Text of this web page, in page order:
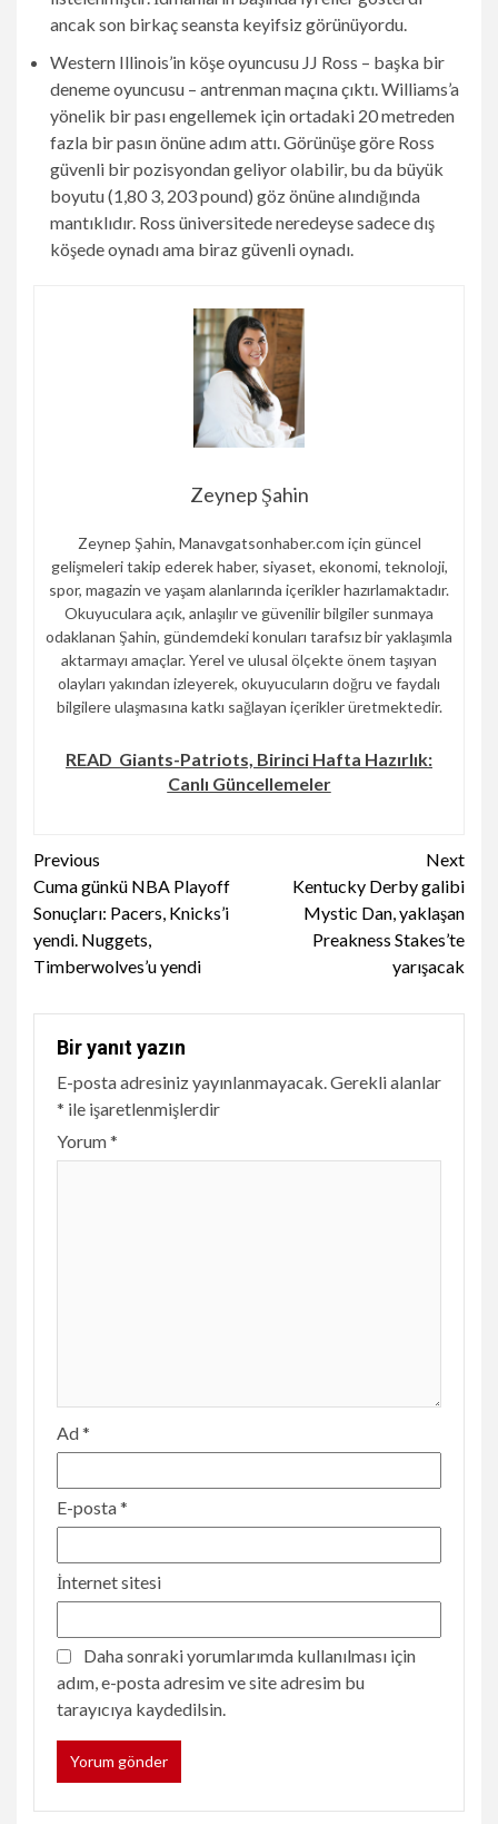
ancak son birkaç seansta keyifsiz görünüyordu.
Western Illinois’in köşe oyuncusu JJ Ross – başka bir
deneme oyuncusu – antrenman maçına çıktı. Williams’a
yönelik bir pası engellemek için ortadaki 20 metreden
fazla bir pasın önüne adım attı. Görünüşe göre Ross
güvenli bir pozisyondan geliyor olabilir, bu da büyük
boyutu (1,80 3, 203 pound) göz önüne alındığında
mantıklıdır. Ross üniversitede neredeyse sadece dış
köşede oynadı ama biraz güvenli oynadı.
Zeynep Şahin
Zeynep Şahin, Manavgatsonhaber.com için güncel
gelişmeleri takip ederek haber, siyaset, ekonomi, teknoloji,
spor, magazin ve yaşam alanlarında içerikler hazırlamaktadır.
Okuyuculara açık, anlaşılır ve güvenilir bilgiler sunmaya
odaklanan Şahin, gündemdeki konuları tarafsız bir yaklaşımla
aktarmayı amaçlar. Yerel ve ulusal ölçekte önem taşıyan
olayları yakından izleyerek, okuyucuların doğru ve faydalı
bilgilere ulaşmasına katkı sağlayan içerikler üretmektedir.
READ Giants-Patriots, Birinci Hafta Hazırlık:
Canlı Güncellemeler
Continue
Reading
Previous
Cuma günkü NBA Playoff
Sonuçları: Pacers, Knicks’i
yendi. Nuggets,
Timberwolves’u yendi
Next
Kentucky Derby galibi
Mystic Dan, yaklaşan
Preakness Stakes’te
yarışacak
Bir yanıt yazın
E-posta adresiniz yayınlanmayacak. Gerekli alanlar
* ile işaretlenmişlerdir
Yorum*
Ad*
E-posta*
İnternet sitesi
Daha sonraki yorumlarımda kullanılması için
adım, e-posta adresim ve site adresim bu
tarayıcıya kaydedilsin.